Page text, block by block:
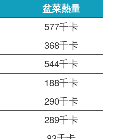
盆菜熱量
577千卡
368千卡
544千卡
188千卡
290千卡
289千卡